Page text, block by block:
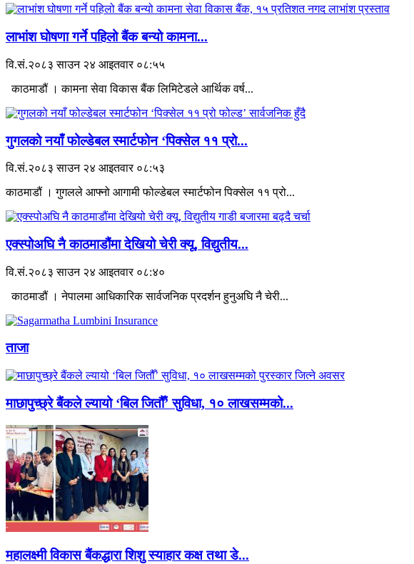
लाभांश घोषणा गर्ने पहिलो बैंक बन्यो कामना...
वि.सं.२०८३ साउन २४ आइतवार ०८:५५
काठमाडौं । कामना सेवा विकास बैंक लिमिटेडले आर्थिक वर्ष...
गुगलको नयाँ फोल्डेबल स्मार्टफोन ‘पिक्सेल ११ प्रो...
वि.सं.२०८३ साउन २४ आइतवार ०८:५३
काठमाडौं । गुगलले आफ्नो आगामी फोल्डेबल स्मार्टफोन पिक्सेल ११ प्रो...
एक्स्पोअघि नै काठमाडौंमा देखियो चेरी क्यू, विद्युतीय...
वि.सं.२०८३ साउन २४ आइतवार ०८:४०
काठमाडौं । नेपालमा आधिकारिक सार्वजनिक प्रदर्शन हुनुअघि नै चेरी...
ताजा
माछापुच्छ्रे बैंकले ल्यायो ‘बिल जितौँ’ सुविधा, १० लाखसम्मको...
महालक्ष्मी विकास बैंकद्धारा शिशु स्याहार कक्ष तथा डे...